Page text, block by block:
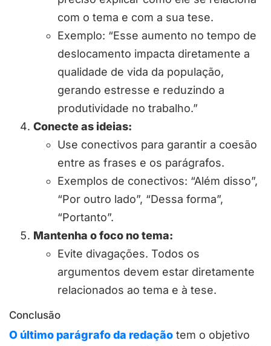
com o tema e com a sua tese.
Exemplo: “Esse aumento no tempo de
deslocamento impacta diretamente a
qualidade de vida da população,
gerando estresse e reduzindo a
produtividade no trabalho.”
Conecte as ideias:
Use conectivos para garantir a coesão
entre as frases e os parágrafos.
Exemplos de conectivos: “Além disso”,
“Por outro lado”, “Dessa forma”,
“Portanto”.
Mantenha o foco no tema:
Evite divagações. Todos os
argumentos devem estar diretamente
relacionados ao tema e à tese.
Conclusão
O último parágrafo da redação tem o objetivo